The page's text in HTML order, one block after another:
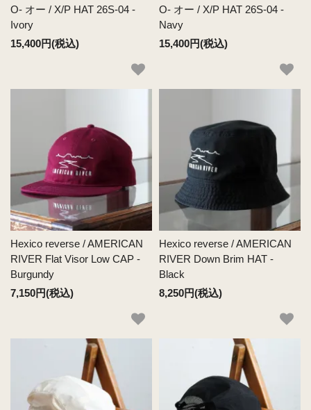
O- オー / X/P HAT 26S-04 -
Ivory
15,400円(税込)
O- オー / X/P HAT 26S-04 -
Navy
15,400円(税込)
Hexico reverse / AMERICAN
RIVER Flat Visor Low CAP -
Burgundy
7,150円(税込)
Hexico reverse / AMERICAN
RIVER Down Brim HAT -
Black
8,250円(税込)